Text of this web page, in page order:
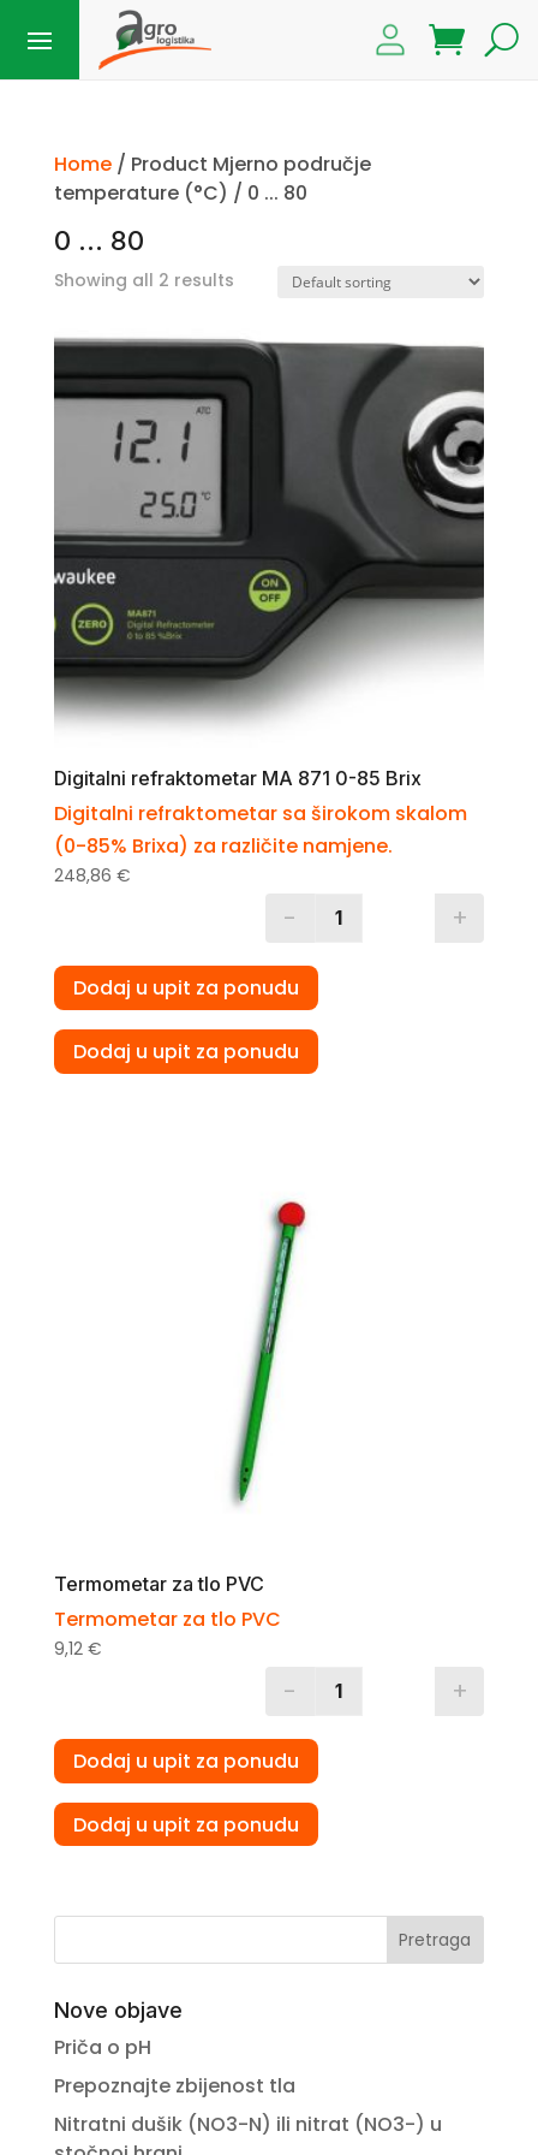
Home/ Product Mjerno područje
temperature (°C) / 0 ... 80
0 ... 80
Showing all 2 results
Digitalni refraktometar MA 871 0-85 Brix
Digitalni refraktometar sa širokom skalom
(0-85% Brixa) za različite namjene.
248,86 €
- +
Dodaj u upit za ponudu
Dodaj u upit za ponudu
Termometar za tlo PVC
Termometar za tlo PVC
9,12 €
- +
Dodaj u upit za ponudu
Dodaj u upit za ponudu
Pretraga
Nove objave
Priča o pH
Prepoznajte zbijenost tla
Nitratni dušik (NO3-N) ili nitrat (NO3-) u